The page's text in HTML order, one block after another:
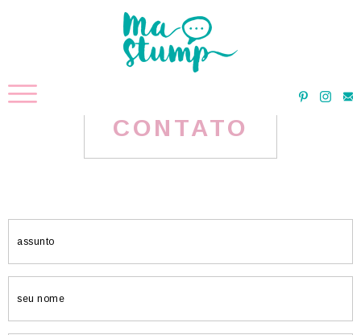
CONTATO